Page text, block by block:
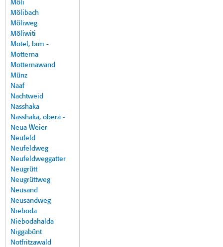
Möli
Mölibach
Möliweg
Möliwiti
Motel, bim -
Motterna
Motternawand
Münz
Naaf
Nachtweid
Nasshaka
Nasshaka, obera -
Neua Weier
Neufeld
Neufeldweg
Neufeldweggatter
Neugrütt
Neugrüttweg
Neusand
Neusandweg
Nieboda
Niebodahalda
Niggabünt
Notfritzawald